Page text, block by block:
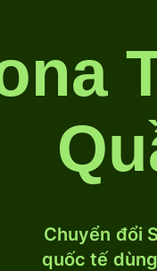
Chuyển đổi
quốc tế